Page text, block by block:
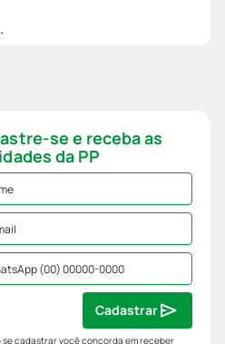
se e receba as
da PP
se cadastrar você concorda em receber
Cadastrar